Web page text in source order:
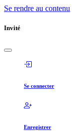
Se rendre au contenu
Invité
Se connecter
Enregistrer